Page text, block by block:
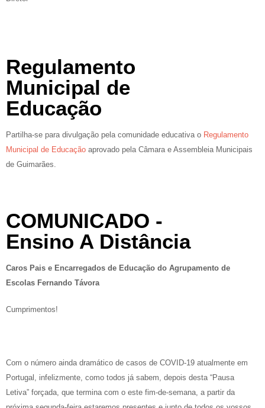
Regulamento
Municipal de
Educação
Partilha-se para divulgação pela comunidade educativa o Regulamento
Municipal de Educação aprovado pela Câmara e Assembleia Municipais
de Guimarães.
COMUNICADO -
Ensino A Distância
Caros Pais e Encarregados de Educação do Agrupamento de
Escolas Fernando Távora
Cumprimentos!
Com o número ainda dramático de casos de COVID-19 atualmente em
Portugal, infelizmente, como todos já sabem, depois desta “Pausa
Letiva” forçada, que termina com o este fim-de-semana, a partir da